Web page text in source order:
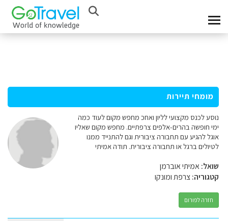
מומחי תיירות
נוסע לכנס מקצועי לליון ואחכ מחפש מקום לעוד כמה
ימי חופשה בהרים-אלפים צרפתיים. מחפש מקום שאליו
אוגל להגיע עם תחבורה ציבורית וגם להתנייד ממנו
לטיולים ברגל או תחבורה ציבורית. תודה אמיתי
שואל:אמיתי אוברמן
קטגוריה:צרפת ומונקו
חזרה לפורום